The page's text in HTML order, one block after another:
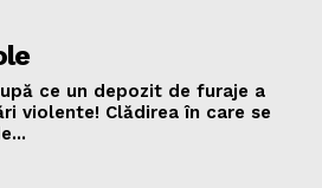
ce un depozit de furaje a
violente! Clădirea în care se